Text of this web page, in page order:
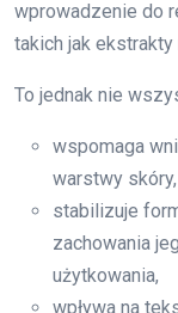
wprowadzenie do
takich jak ekstrakty
To jednak nie
wspomaga
warstwy
stabilizuje
zachowania
użytkowania,
wpływa na